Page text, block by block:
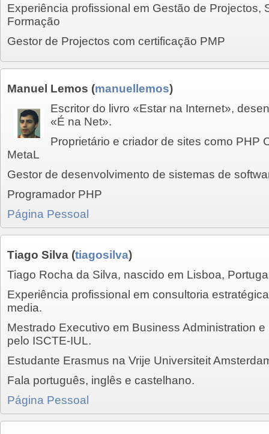
Experiência profissional em Gestão de Projectos,
Formação
Gestor de Projectos com certificação PMP
Manuel Lemos (manuellemos)
Escritor do livro «Estar na Internet»,
«É na Net».
Proprietário e criador de sites como PHP
MetaL
Gestor de desenvolvimento de sistemas de
Programador PHP
Página Pessoal
Tiago Silva (tiagosilva)
Tiago Rocha da Silva, nascido em Lisboa,
Experiência profissional em consultoria
media.
Mestrado Executivo em Business Administration
pelo ISCTE-IUL.
Estudante Erasmus na Vrije Universiteit
Fala português, inglês e castelhano.
Página Pessoal